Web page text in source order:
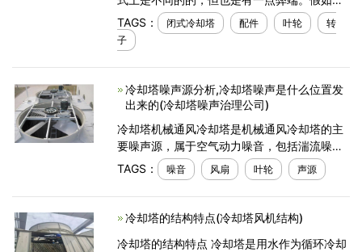
一些难题无法解决，就难以打破闭式冷却塔的
应用。在传统式的设计方案中，闭式冷却塔一
直从塔架的下
TAGS： 闭式冷却塔 配件 叶轮
转
子
冷却塔噪声源分析,冷却塔噪声是什么位置发
出来的(冷却塔噪声治理公司)
冷却塔机械通风冷却塔是机械通风冷却塔的主
要噪声源，属于空气动力噪音，包括湍流噪音
和旋转噪音。机械通风冷却塔是机械通风冷却
塔的主要噪声源，属于空气动力噪音，包括湍
流噪音和旋转
TAGS： 噪音 风扇 叶轮 声源
冷却塔的结构特点(冷却塔风机结构)
冷却塔的结构特点 冷却塔是用水作为循环冷却